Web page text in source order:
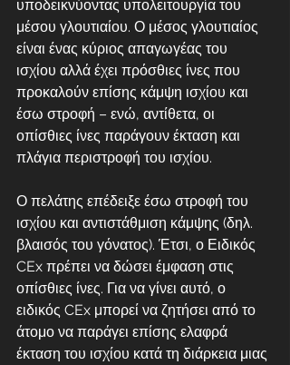
υποδεικνύοντας υπολειτουργία του
μέσου γλουτιαίου. Ο μέσος γλουτιαίος
είναι ένας κύριος απαγωγέας του
ισχίου αλλά έχει πρόσθιες ίνες που
προκαλούν επίσης κάμψη ισχίου και
έσω στροφή – ενώ, αντίθετα, οι
οπίσθιες ίνες παράγουν έκταση και
πλάγια περιστροφή του ισχίου.
Ο πελάτης επέδειξε έσω στροφή του
ισχίου και αντιστάθμιση κάμψης (δηλ.
βλαισός του γόνατος). Έτσι, ο Ειδικός
CEx πρέπει να δώσει έμφαση στις
οπίσθιες ίνες. Για να γίνει αυτό, ο
ειδικός CEx μπορεί να ζητήσει από το
άτομο να παράγει επίσης ελαφρά
έκταση του ισχίου κατά τη διάρκεια μιας